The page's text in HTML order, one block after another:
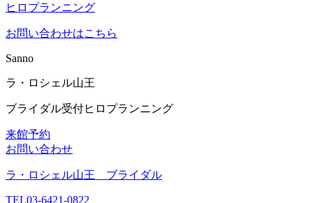
ヒロプランニング
お問い合わせはこちら
Sanno
ラ・ロシェル山王
ブライダル受付ヒロプランニング
来館予約
お問い合わせ
ラ・ロシェル山王 ブライダル
TEL03-6421-0822